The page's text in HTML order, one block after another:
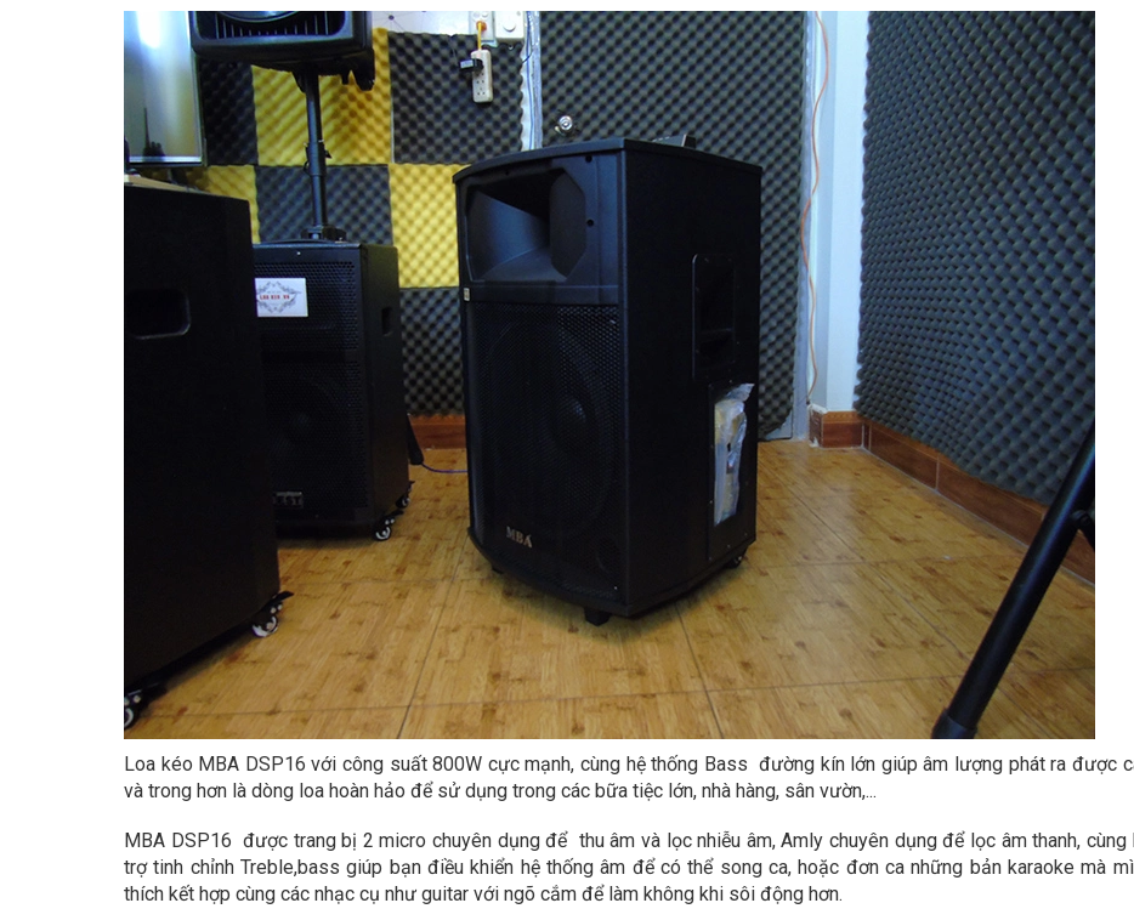
Loa kéo MBA DSP16 với công suất 800W cực mạnh, cùng hệ thống Bass đường kín lớn giúp âm lượng phát ra được
và trong hơn là dòng loa hoàn hảo để sử dụng trong các bữa tiệc lớn, nhà hàng, sân vườn,...
MBA DSP16 được trang bị 2 micro chuyên dụng để thu âm và lọc nhiễu âm, Amly chuyên dụng để lọc âm thanh, cùng
trợ tinh chỉnh Treble,bass giúp bạn điều khiển hệ thống âm để có thể song ca, hoặc đơn ca những bản karaoke mà
thích kết hợp cùng các nhạc cụ như guitar với ngõ cắm để làm không khi sôi động hơn.